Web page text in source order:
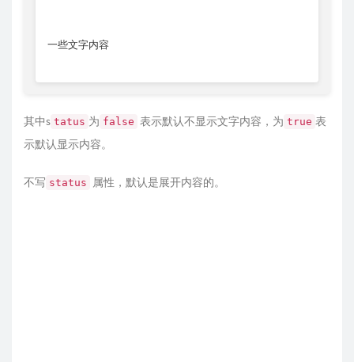
一些文字内容
其中s tatus 为 false 表示默认不显示文字内容，为 true 表
示默认显示内容。
不写 status 属性，默认是展开内容的。